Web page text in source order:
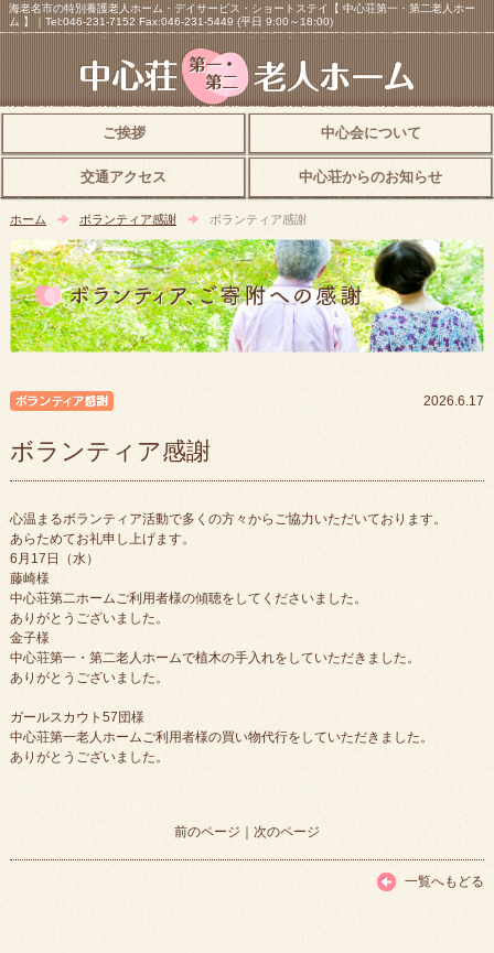
海老名市の特別養護老人ホーム・デイサービス・ショートステイ【 中心荘第一・第二老人ホー
ム 】｜Tel:046-231-7152 Fax:046-231-5449 (平日 9:00～18:00)
ご挨拶 中心会について
交通アクセス 中心荘からのお知らせ
ホーム ボランティア感謝 ボランティア感謝
2026.6.17
ボランティア感謝
心温まるボランティア活動で多くの方々からご協力いただいております。
あらためてお礼申し上げます。
6月17日（水）
藤崎様
中心荘第二ホームご利用者様の傾聴をしてくださいました。
ありがとうございました。
金子様
中心荘第一・第二老人ホームで植木の手入れをしていただきました。
ありがとうございました。
ガールスカウト57団様
中心荘第一老人ホームご利用者様の買い物代行をしていただきました。
ありがとうございました。
前のページ ｜ 次のページ
一覧へもどる